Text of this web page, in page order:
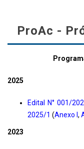
ProAc -
2025
Edital N° 001/
2025/1 (Anexo I ,
2023